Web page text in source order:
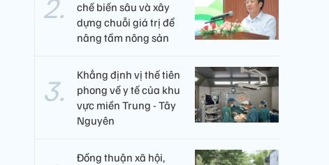
chế biến sâu và xây
dựng chuỗi giá trị để
nâng tầm nông sản
Khẳng định vị thế tiên
phong về y tế của khu
vực miền Trung - Tây
Nguyên ​
Đồng thuận xã hội,